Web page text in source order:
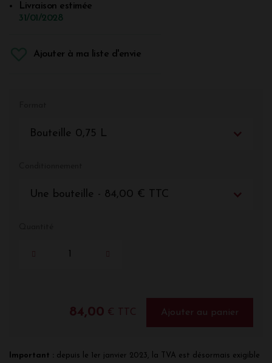
Livraison estimée
31/01/2028
Ajouter à ma liste d'envie
Bouteille 0,75 L
Une bouteille - 84,00 € TTC
84,00 € TTC Ajouter au panier
Important : depuis le 1er janvier 2023, la TVA est désormais exigible